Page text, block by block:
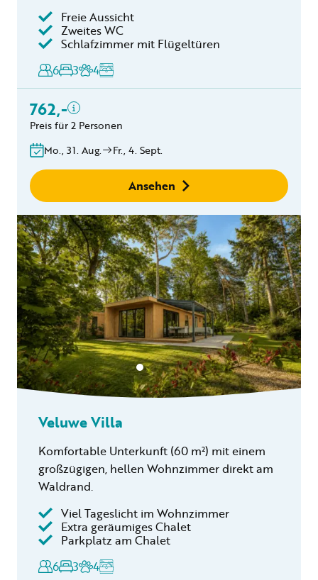
Freie Aussicht
Zweites WC
Schlafzimmer mit Flügeltüren
6
3 4
762,-
Küchentuchpaket
Stornierung innerhalb von
24 Stunden
Keine
Buchungsgebühren
Preis für 2 Personen
Mo., 31. Aug. Fr., 4. Sept.
Ansehen
Veluwe Villa
Komfortable Unterkunft (60 m²) mit einem
großzügigen, hellen Wohnzimmer direkt am
Waldrand.
Viel Tageslicht im Wohnzimmer
Extra geräumiges Chalet
Parkplatz am Chalet
6
3 4
Kurtaxe
Küchentuchpaket